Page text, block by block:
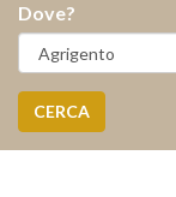
Dove?
CERCA